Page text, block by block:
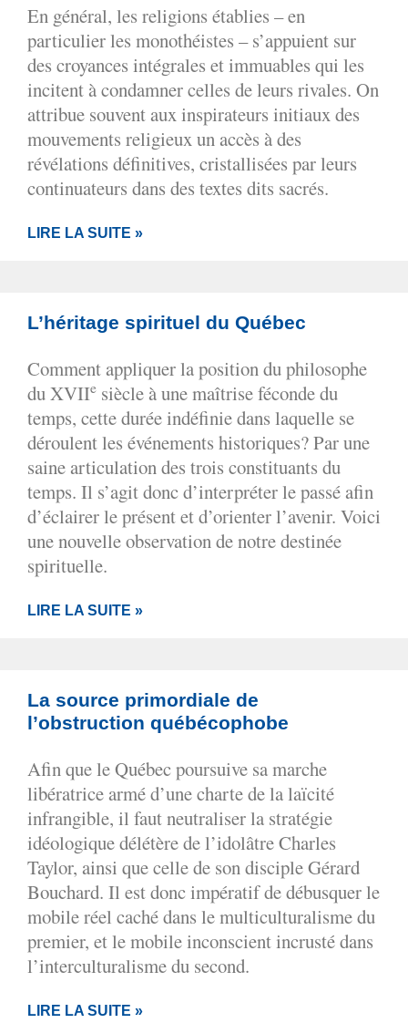
En général, les religions établies – en
particulier les monothéistes – s’appuient sur
des croyances intégrales et immuables qui les
incitent à condamner celles de leurs rivales. On
attribue souvent aux inspirateurs initiaux des
mouvements religieux un accès à des
révélations définitives, cristallisées par leurs
continuateurs dans des textes dits sacrés.
LIRE LA SUITE »
L’héritage spirituel du Québec
Comment appliquer la position du philosophe
du XVIIe siècle à une maîtrise féconde du
temps, cette durée indéfinie dans laquelle se
déroulent les événements historiques? Par une
saine articulation des trois constituants du
temps. Il s’agit donc d’interpréter le passé afin
d’éclairer le présent et d’orienter l’avenir. Voici
une nouvelle observation de notre destinée
spirituelle.
LIRE LA SUITE »
La source primordiale de
l’obstruction québécophobe
Afin que le Québec poursuive sa marche
libératrice armé d’une charte de la laïcité
infrangible, il faut neutraliser la stratégie
idéologique délétère de l’idolâtre Charles
Taylor, ainsi que celle de son disciple Gérard
Bouchard. Il est donc impératif de débusquer le
mobile réel caché dans le multiculturalisme du
premier, et le mobile inconscient incrusté dans
l’interculturalisme du second.
LIRE LA SUITE »